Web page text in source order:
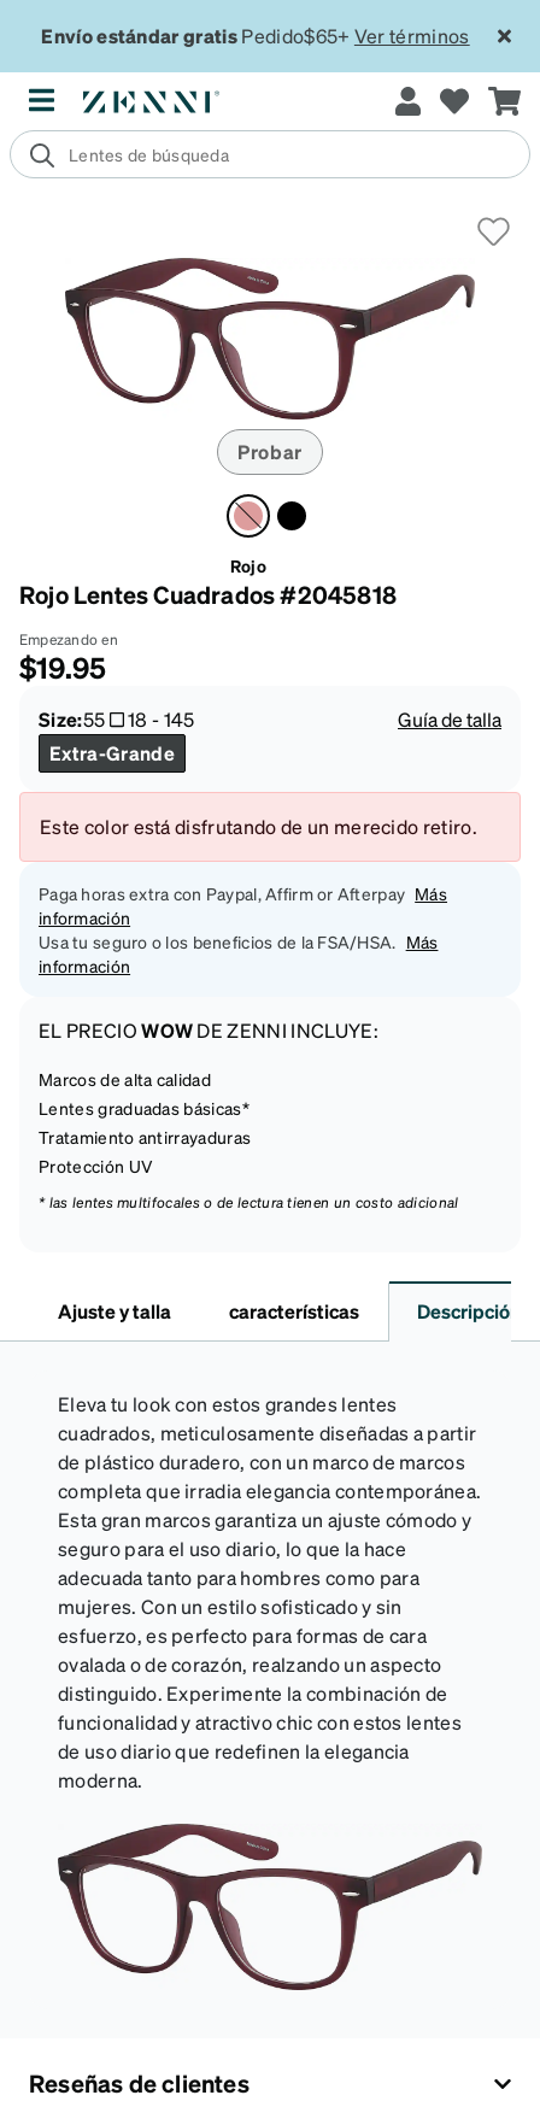
Envío estándar gratisPedido$65+ Ver términos
Probar
Rojo
Rojo Lentes Cuadrados #2045818
Empezando en
$19.95
Size:55 18 -145
Guía de talla
Extra-Grande
Este color está disfrutando de un merecido retiro.
Paga horas extra con Paypal, Affirm or Afterpay Más
información
Usa tu seguro o los beneficios de la FSA/HSA. Más
información
EL PRECIOWOWDE ZENNI INCLUYE:
Marcos de alta calidad
Lentes graduadas básicas*
Tratamiento antirrayaduras
Protección UV
* las lentes multifocales o de lectura tienen un costo adicional
Ajuste y talla características Descripción
Eleva tu look con estos grandes lentes
cuadrados, meticulosamente diseñadas a partir
de plástico duradero, con un marco de marcos
completa que irradia elegancia contemporánea.
Esta gran marcos garantiza un ajuste cómodo y
seguro para el uso diario, lo que la hace
adecuada tanto para hombres como para
mujeres. Con un estilo sofisticado y sin
esfuerzo, es perfecto para formas de cara
ovalada o de corazón, realzando un aspecto
distinguido. Experimente la combinación de
funcionalidad y atractivo chic con estos lentes
de uso diario que redefinen la elegancia
moderna.
Reseñas de clientes